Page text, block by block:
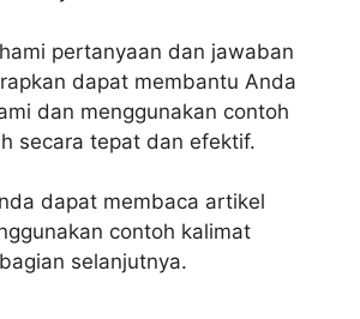
pertanyaan dan jawaban
dapat membantu Anda
dan menggunakan contoh
secara tepat dan efektif.
dapat membaca artikel
contoh kalimat
selanjutnya.